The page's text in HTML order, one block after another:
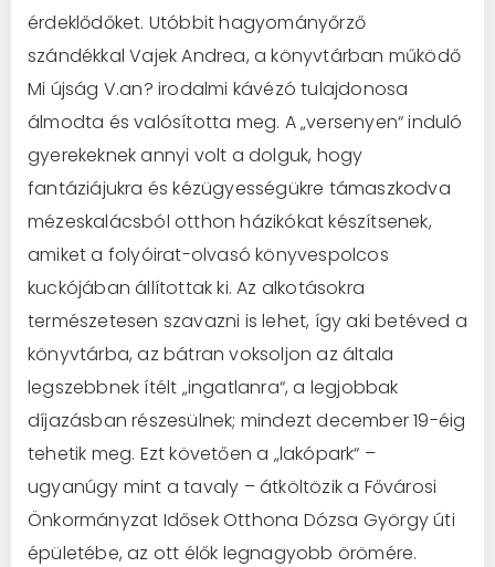
érdeklődőket. Utóbbit hagyományőrző
szándékkal Vajek Andrea, a könyvtárban működő
Mi újság V.an? irodalmi kávézó tulajdonosa
álmodta és valósította meg. A „versenyen“ induló
gyerekeknek annyi volt a dolguk, hogy
fantáziájukra és kézügyességükre támaszkodva
mézeskalácsból otthon házikókat készítsenek,
amiket a folyóirat-olvasó könyvespolcos
kuckójában állítottak ki. Az alkotásokra
természetesen szavazni is lehet, így aki betéved a
könyvtárba, az bátran voksoljon az általa
legszebbnek ítélt „ingatlanra“, a legjobbak
díjazásban részesülnek; mindezt december 19-éig
tehetik meg. Ezt követően a „lakópark“ –
ugyanúgy mint a tavaly – átköltözik a Fővárosi
Önkormányzat Idősek Otthona Dózsa György úti
épületébe, az ott élők legnagyobb örömére.